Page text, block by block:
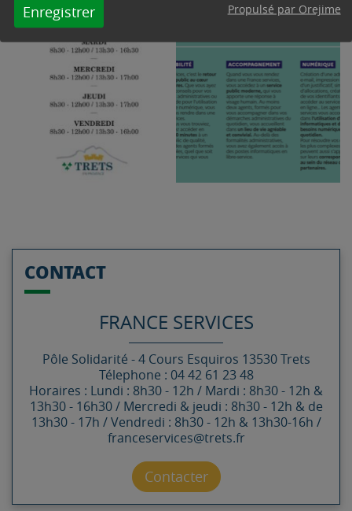
Enregistrer Propulsé par Orejime
CONTACT
FRANCE SERVICES
Pôle Solidarité - 4 Cours Esquiros 13530 Trets
Télephone : 04 42 61 23 48
Horaires : Lundi : 8h30 - 12h / Mardi : 8h30 - 12h &
13h30 - 16h30 / Mercredi & jeudi : 8h30 - 12h & de
13h30 - 17h / Vendredi : 8h30 - 12h & 13h30-16h /
franceservices@trets.fr
Contacter par mail
Contacter